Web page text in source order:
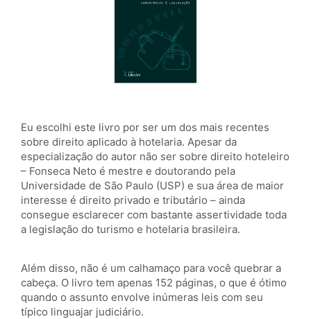
Eu escolhi este livro por ser um dos mais recentes
sobre direito aplicado à hotelaria. Apesar da
especialização do autor não ser sobre direito hoteleiro
– Fonseca Neto é mestre e doutorando pela
Universidade de São Paulo (USP) e sua área de maior
interesse é direito privado e tributário – ainda
consegue esclarecer com bastante assertividade toda
a legislação do turismo e hotelaria brasileira.
Além disso, não é um calhamaço para você quebrar a
cabeça. O livro tem apenas 152 páginas, o que é ótimo
quando o assunto envolve inúmeras leis com seu
típico linguajar judiciário.